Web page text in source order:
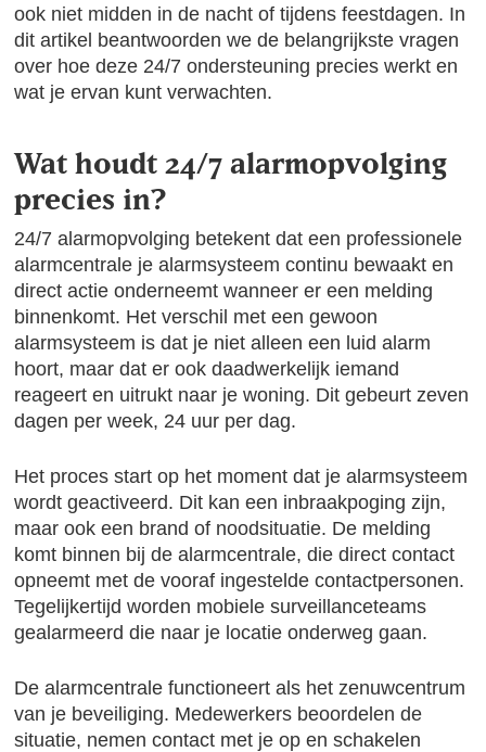
ook niet midden in de nacht of tijdens feestdagen. In
dit artikel beantwoorden we de belangrijkste vragen
over hoe deze 24/7 ondersteuning precies werkt en
wat je ervan kunt verwachten.
Wat houdt 24/7 alarmopvolging
precies in?
24/7 alarmopvolging betekent dat een professionele
alarmcentrale je alarmsysteem continu bewaakt en
direct actie onderneemt wanneer er een melding
binnenkomt. Het verschil met een gewoon
alarmsysteem is dat je niet alleen een luid alarm
hoort, maar dat er ook daadwerkelijk iemand
reageert en uitrukt naar je woning. Dit gebeurt zeven
dagen per week, 24 uur per dag.
Het proces start op het moment dat je alarmsysteem
wordt geactiveerd. Dit kan een inbraakpoging zijn,
maar ook een brand of noodsituatie. De melding
komt binnen bij de alarmcentrale, die direct contact
opneemt met de vooraf ingestelde contactpersonen.
Tegelijkertijd worden mobiele surveillanceteams
gealarmeerd die naar je locatie onderweg gaan.
De alarmcentrale functioneert als het zenuwcentrum
van je beveiliging. Medewerkers beoordelen de
situatie, nemen contact met je op en schakelen